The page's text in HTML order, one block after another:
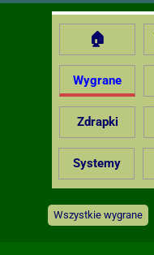
🏠
Wygrane
Zdrapki
Systemy
Wszystkie wygrane